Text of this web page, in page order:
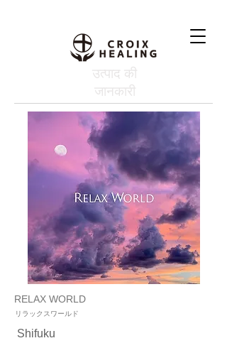
उत्पाद की
जानकारी
RELAX WORLD
リラックスワールド
Shifuku